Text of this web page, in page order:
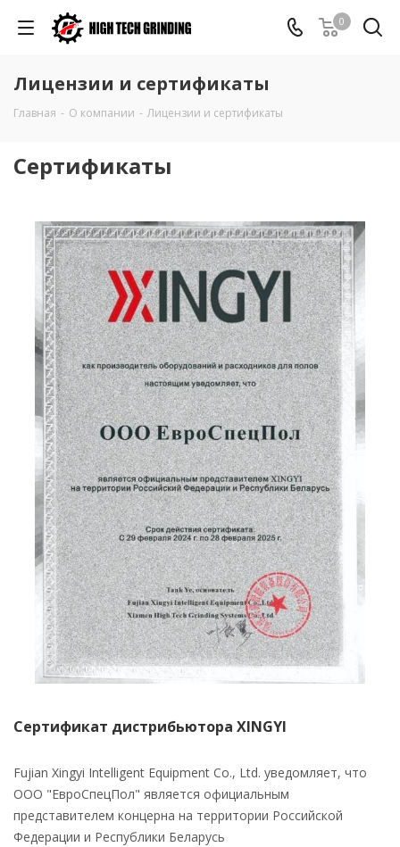
0
Лицензии и сертификаты
Главная - О компании - Лицензии и сертификаты
Сертификаты
Сертификат дистрибьютора XINGYI
Fujian Xingyi Intelligent Equipment Co., Ltd. уведомляет, что
ООО "ЕвроСпецПол" является официальным
представителем концерна на территории Российской
Федерации и Республики Беларусь